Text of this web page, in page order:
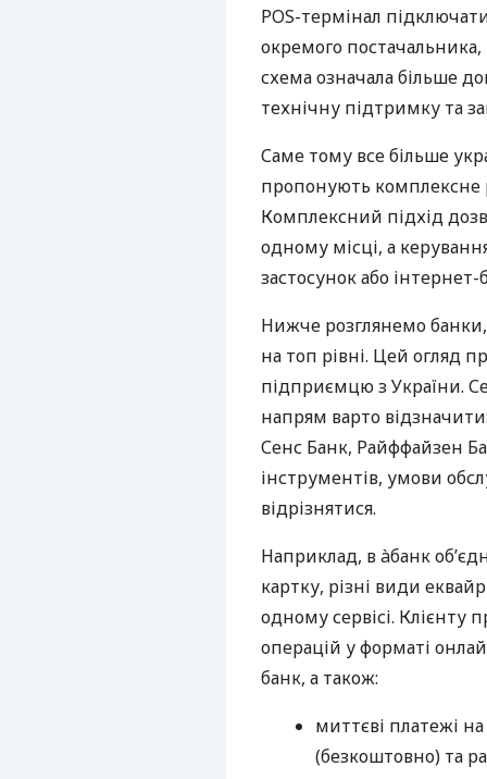
POS-термінал
окремого
схема означала більше
технічну підтримку та
Саме тому все більше
пропонують комплексне
Комплексний підхід
одному місці, а
застосунок або інтернет-
Нижче розглянемо
на топ рівні. Цей огляд
підприємцю з України.
напрям варто
Сенс Банк, Райффайзен
інструментів, умови
відрізнятися.
Наприклад, в àбанк
картку, різні види
одному сервісі. Клієнту
операцій у форматі
банк, а також:
миттєві платежі
(безкоштовно) та